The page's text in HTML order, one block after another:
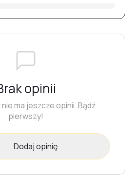
opinii
ma jeszcze opinii. Bądź
pierwszy!
Dodaj opinię